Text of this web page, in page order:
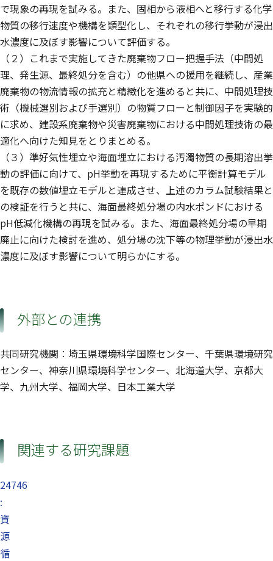
で現象の再現を試みる。また、固相から液相へと移行する化学
物質の移行速度や機構を類型化し、それぞれの移行挙動が浸出
水濃度に及ぼす影響について評価する。
（２）これまで実施してきた廃棄物フロー把握手法（中間処
理、発生源、最終処分を含む）の他県への援用を継続し、産業
廃棄物の物流情報の拡充と精緻化を進めると共に、中間処理技
術（機械選別および手選別）の物質フローと制御因子を実験的
に求め、建設系廃棄物や災害廃棄物における中間処理技術の最
適化へ向けた知見をとりまとめる。
（３）準好気性埋立や海面埋立における汚濁物質の長期溶出挙
動の評価に向けて、pH挙動を再現するために平衡計算モデル
を既存の数値埋立モデルと連成させ、上述のカラム試験結果と
の検証を行うと共に、海面最終処分場の内水ポンドにおける
pH低減化機構の再現を試みる。また、海面最終処分場の早期
廃止に向けた検討を進め、処分場の沈下等の物理挙動が浸出水
濃度に及ぼす影響について明らかにする。
外部との連携
共同研究機関：埼玉県環境科学国際センター、千葉県環境研究
センター、神奈川県環境科学センター、北海道大学、京都大
学、九州大学、福岡大学、日本工業大学
関連する研究課題
24746
:
資
源
循